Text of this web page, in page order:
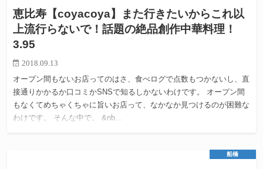
恵比寿【coyacoya】また行きたいからこれ以
上流行らないで！話題の絶品創作中華料理！
3.95
2018.09.13
オープン間もないお店ってのはさ、食べログで点数もつかないし、直
接通りかかるか口コミかSNSで知るしかないわけです。 オープン間
もなくてめちゃくちゃに旨いお店って、なかなか見つけるのが困難な
わけです。 そんな中で。 &nb…
船橋